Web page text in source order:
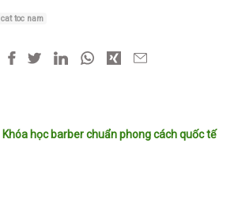
cat toc nam
Khóa học barber chuẩn phong cách quốc tế